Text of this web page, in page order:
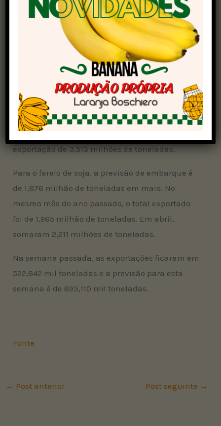
Cereais(Anec) .
Em maio do ano passado, as exportações
ficaram em 13,472 milhões de toneladas. Em
abril, as exportações somaram 13,476 milhões
Na semana encerrada no dia 3 de maio, o Brasil
embarcou 3,767 milhões de toneladas. Para o
período entre 4 a 10 de maio, a Anec indica a
exportação de 3,513 milhões de toneladas.
Para o farelo de soja, a previsão de embarque é
de 1,876 milhão de toneladas em maio. No
mesmo mês do ano passado, o total exportado
foi de 1,965 milhão de toneladas. Em abril,
somaram 2,211 milhões de toneladas.
Na semana passada, as exportações ficaram em
522,842 mil toneladas e a previsão para esta
semana é de 693,110 mil toneladas.
Fonte
← Post anterior Post seguinte →